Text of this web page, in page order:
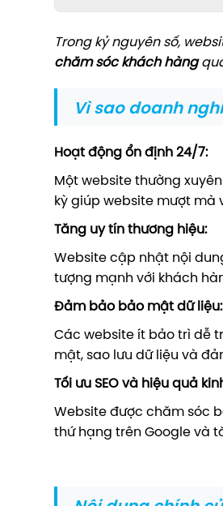
Trong kỷ nguyên số,
chăm sóc khách hàng
Vì sao doanh
Hoạt động ổn định 24/7:
Một website thường
kỳ giúp website mượt mà
Tăng uy tín thương hiệu:
Website cập nhật nội
tượng mạnh với khách
Đảm bảo bảo mật dữ liệu:
Các website ít bảo trì dễ
mật, sao lưu dữ liệu và
Tối ưu SEO và hiệu quả
Website được chăm sóc
thứ hạng trên Google và